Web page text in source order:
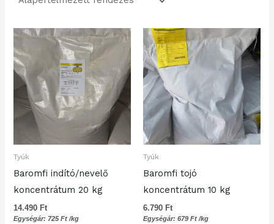
Tyúk
Baromfi indító/nevelő
koncentrátum 20 kg
14.490 Ft
Egységár: 725Ft /kg
Tyúk
Baromfi tojó
koncentrátum 10 kg
6.790 Ft
Egységár: 679 Ft /kg